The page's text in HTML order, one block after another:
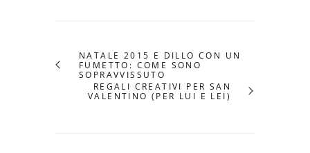
NATALE 2015 E DILLO CON UN
FUMETTO: COME SONO
SOPRAVVISSUTO
REGALI CREATIVI PER SAN
VALENTINO (PER LUI E LEI)